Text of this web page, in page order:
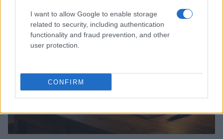
I want to allow Google to enable storage
related to security, including authentication
functionality and fraud prevention, and other
user protection.
CONFIRM